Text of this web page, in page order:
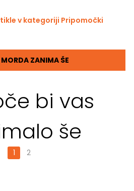
v kategoriji Pripomočki
ZANIMA ŠE
bi vas
še
1 2